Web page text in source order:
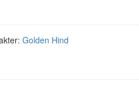
Golden Hind